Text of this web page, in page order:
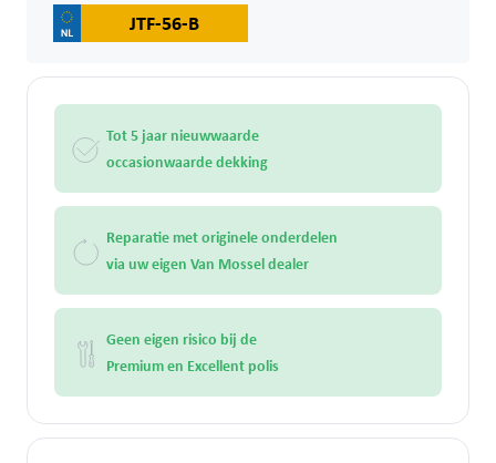
JTF-56-B
Tot 5 jaar nieuwwaarde
occasionwaarde dekking
Reparatie met originele onderdelen
via uw eigen Van Mossel dealer
Geen eigen risico bij de
Premium en Excellent polis